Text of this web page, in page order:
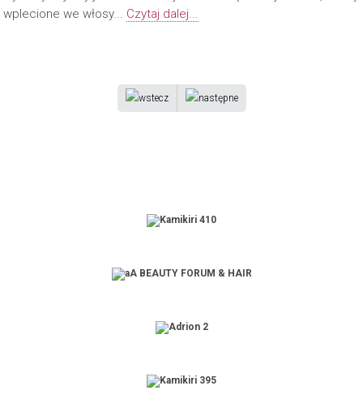
wplecione we włosy... Czytaj dalej...